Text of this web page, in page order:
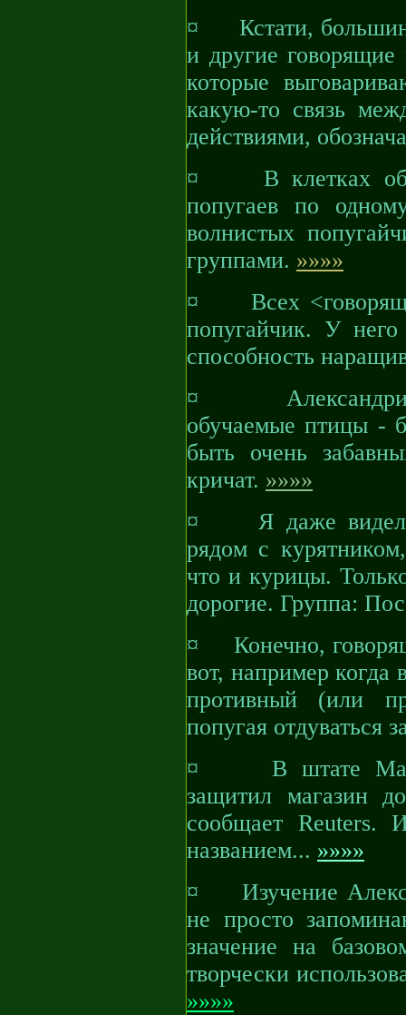
¤ Кстати,
и другие
которые
какую-то связь
действиями,
¤ В клетках
попугаев по
волнистых
группами. »»»»
¤ Всех
попугайчик. У
способность
¤
обучаемые птицы -
быть очень
кричат. »»»»
¤ Я даже видел
рядом с
что и курицы.
дорогие. Группа:
¤ Конечно,
вот, например когда
противный (или
попугая отдуваться
¤ В штате
защитил магазин
сообщает Reuters.
названием... »»»»
¤ Изучение Алекса
не просто
значение на
творчески
»»»»